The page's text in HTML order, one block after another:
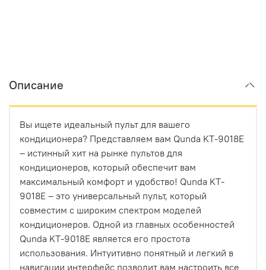
Описание
Вы ищете идеальный пульт для вашего
кондиционера? Представляем вам Qunda KT-9018E
– истинный хит на рынке пультов для
кондиционеров, который обеспечит вам
максимальный комфорт и удобство! Qunda KT-
9018E – это универсальный пульт, который
совместим с широким спектром моделей
кондиционеров. Одной из главных особенностей
Qunda KT-9018E является его простота
использования. Интуитивно понятный и легкий в
навигации интерфейс позволит вам настроить все